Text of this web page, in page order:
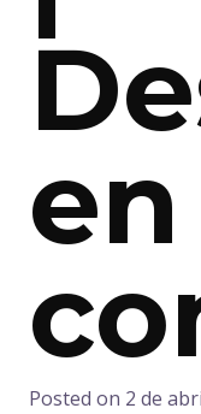
Posted on 2 de